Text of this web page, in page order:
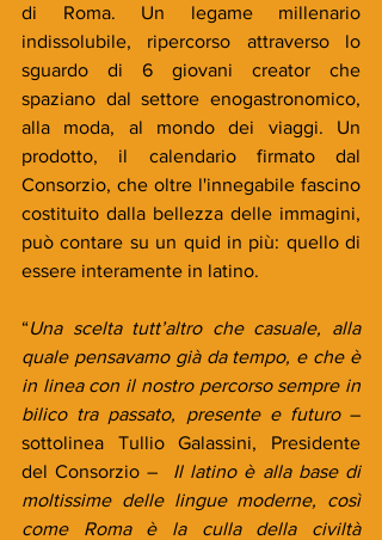
di Roma. Un legame millenario
indissolubile, ripercorso attraverso lo
sguardo di 6 giovani creator che
spaziano dal settore enogastronomico,
alla moda, al mondo dei viaggi. Un
prodotto, il calendario firmato dal
Consorzio, che oltre l'innegabile fascino
costituito dalla bellezza delle immagini,
può contare su un quid in più: quello di
essere interamente in latino.
“Una scelta tutt’altro che casuale, alla
quale pensavamo già da tempo, e che è
in linea con il nostro percorso sempre in
bilico tra passato, presente e futuro –
sottolinea Tullio Galassini, Presidente
del Consorzio –
  Il latino è alla base di
moltissime delle lingue moderne, così
come Roma è la culla della civiltà